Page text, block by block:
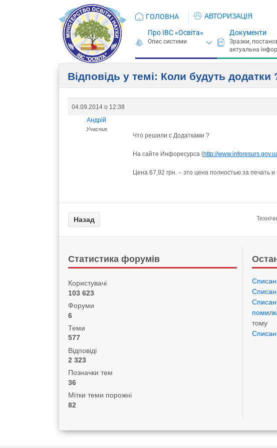
ГОЛОВНА АВТОРИЗАЦІЯ
Про ІВС «Освіта» Документи
Відповідь у темі: Коли будуть додатки
04.09.2014 о 12:38
Андрій
Учасник
Что решили с Додатками ?
На сайте Инфоресурса (http://
Цена 67,92 грн. – это цена полностью за печать
Статистика форумів
Користувачі
103 623
Форуми
6
Теми
577
Відповіді
2 323
Позначки тем
36
Мітки теми порожні
82
тому